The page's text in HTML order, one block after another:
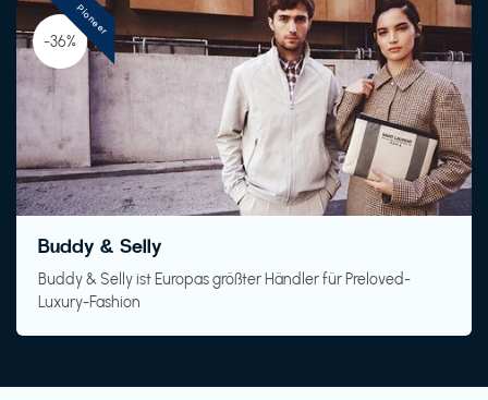
-36%
Buddy & Selly
Buddy & Selly ist Europas größter Händler für Preloved-
Luxury-Fashion
Pioneer